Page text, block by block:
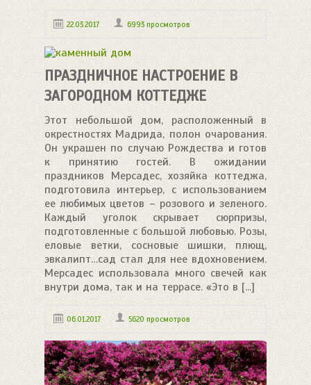
22.03.2017 6993 просмотров
ПРАЗДНИЧНОЕ НАСТРОЕНИЕ В
ЗАГОРОДНОМ КОТТЕДЖЕ
Этот небольшой дом, расположенный в
окрестностях Мадрида, полон очарования.
Он украшен по случаю Рождества и готов
к принятию гостей. В ожидании
праздников Мерсадес, хозяйка коттеджа,
подготовила интерьер, с использованием
ее любимых цветов – розового и зеленого.
Каждый уголок скрывает сюрпризы,
подготовленные с большой любовью. Розы,
еловые ветки, сосновые шишки, плющ,
эвкалипт…сад стал для нее вдохновением.
Мерсадес использовала много свечей как
внутри дома, так и на террасе. «Это в [...]
06.01.2017 5620 просмотров